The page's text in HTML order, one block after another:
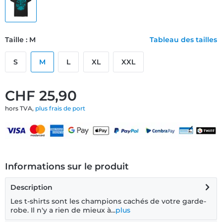
CHF 25,90
hors TVA, plus frais de port
Taille : M Tableau des tailles
S M L XL XXL
Informations sur le produit
Description
Les t-shirts sont les champions cachés de votre garde-
robe. Il n'y a rien de mieux à...plus